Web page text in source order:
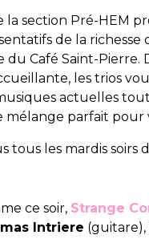
la section Pré-HEM
de la
du Café Saint-Pierre.
les trios
actuelles
mélange parfait pour
tous les mardis soirs
ce soir, Strange
Intriere (guitare),